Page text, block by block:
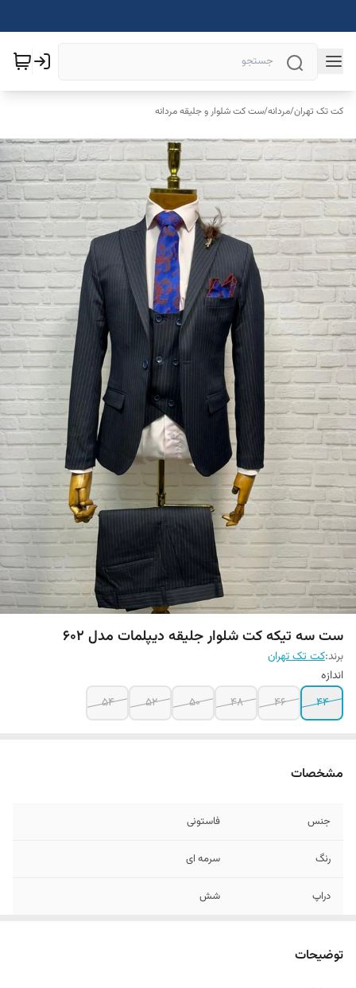
کت تک تهران/مردانه/ست کت شلوار و جلیقه مردانه
ست سه تیکه کت شلوار جلیقه دیپلمات مدل 602
برند:کت تک تهران
اندازه
44
46
48
50
52
54
مشخصات
جنس فاستونی
رنگ سرمه ای
دراپ شش
توضیحات